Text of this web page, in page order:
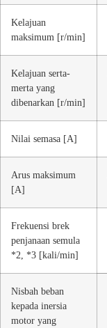
Kelajuan
maksimum [r/min]
Kelajuan serta-
merta yang
dibenarkan [r/min]
Nilai semasa [A]
Arus maksimum
[A]
Frekuensi brek
penjanaan semula
*2, *3 [kali/min]
Nisbah beban
kepada inersia
motor yang